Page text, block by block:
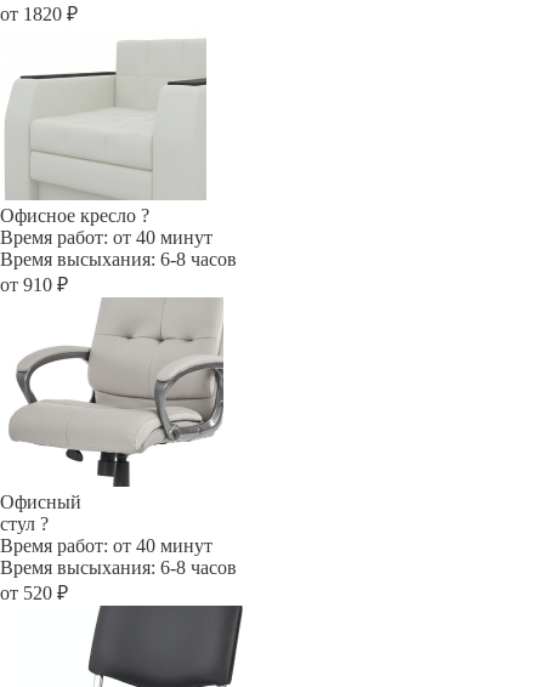
от 1820 ₽
Офисное кресло ?
Время работ: от 40 минут
Время высыхания: 6-8 часов
от 910 ₽
Офисный
стул ?
Время работ: от 40 минут
Время высыхания: 6-8 часов
от 520 ₽